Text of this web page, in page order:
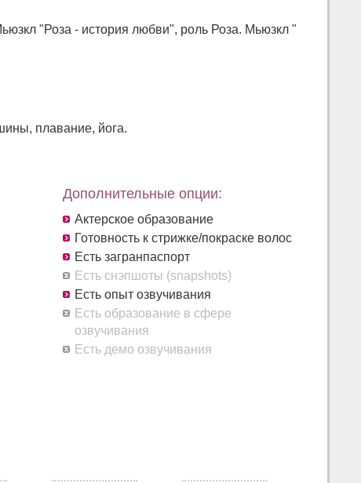
"Роза - история любви", роль Роза. Мьюзкл "
плавание, йога.
Дополнительные опции:
Актерское образование
Готовность к стрижке/покраске волос
Есть загранпаспорт
Есть снэпшоты (snapshots)
Есть опыт озвучивания
Есть образование в сфере
озвучивания
Есть демо озвучивания